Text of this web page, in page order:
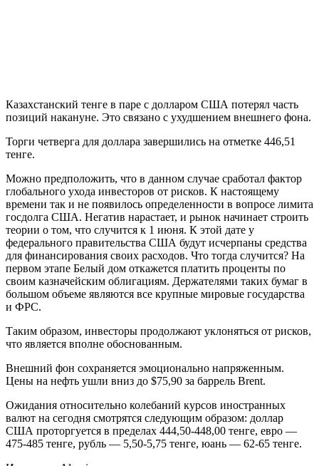
Казахстанский тенге в паре с долларом США потерял часть
позиций накануне. Это связано с ухудшением внешнего фона.
Торги четверга для доллара завершились на отметке 446,51
тенге.
Можно предположить, что в данном случае сработал фактор
глобального ухода инвесторов от рисков. К настоящему
времени так и не появилось определенности в вопросе лимита
госдолга США. Негатив нарастает, и рынок начинает строить
теории о том, что случится к 1 июня. К этой дате у
федерального правительства США будут исчерпаны средства
для финансирования своих расходов. Что тогда случится? На
первом этапе Белый дом откажется платить проценты по
своим казначейским облигациям. Держателями таких бумаг в
большом объеме являются все крупные мировые государства
и ФРС.
Таким образом, инвесторы продолжают уклоняться от рисков,
что является вполне обоснованным.
Внешний фон сохраняется эмоционально напряженным.
Цены на нефть ушли вниз до $75,90 за баррель Brent.
Ожидания относительно колебаний курсов иностранных
валют на сегодня смотрятся следующим образом: доллар
США проторгуется в пределах 444,50-448,00 тенге, евро —
475-485 тенге, рубль — 5,50-5,75 тенге, юань — 62-65 тенге.